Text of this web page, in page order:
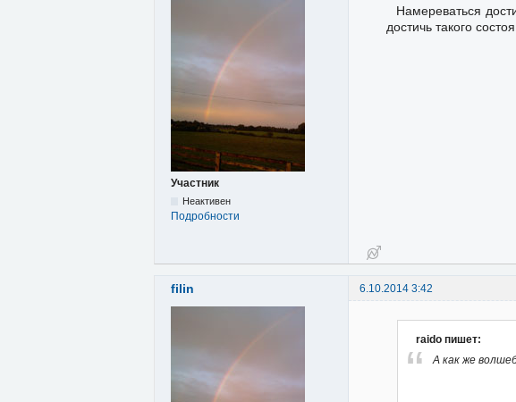
Участник
Неактивен
Подробности
Намереваться
достичь такого
filin 6.10.2014 3:42
raido пишет:
А как же